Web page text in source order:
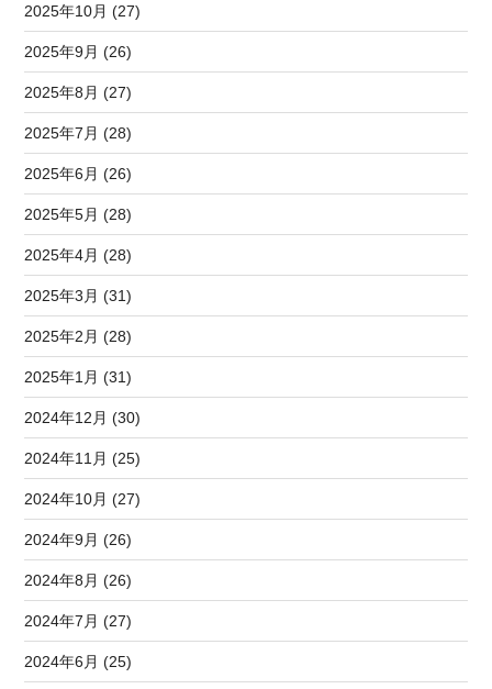
2025年10月 (27)
2025年9月 (26)
2025年8月 (27)
2025年7月 (28)
2025年6月 (26)
2025年5月 (28)
2025年4月 (28)
2025年3月 (31)
2025年2月 (28)
2025年1月 (31)
2024年12月 (30)
2024年11月 (25)
2024年10月 (27)
2024年9月 (26)
2024年8月 (26)
2024年7月 (27)
2024年6月 (25)